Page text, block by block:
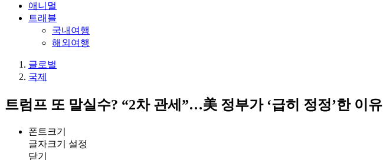
애니멀
트래블
국내여행
해외여행
글로벌
국제
트럼프 또 말실수? “2차 관세”…美 정부가 ‘급히 정정’한 이유
폰트크기
글자크기 설정
닫기